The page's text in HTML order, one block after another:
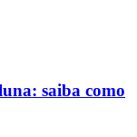
saiba como